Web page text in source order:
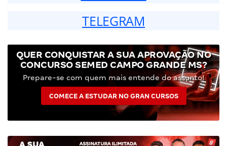
TELEGRAM
QUER CONQUISTAR A SUA APROVAÇÃO NO
CONCURSO SEMED CAMPO GRANDE MS?
Prepare-se com quem mais entende do assunto!
COMECE A ESTUDAR NO GRAN CURSOS